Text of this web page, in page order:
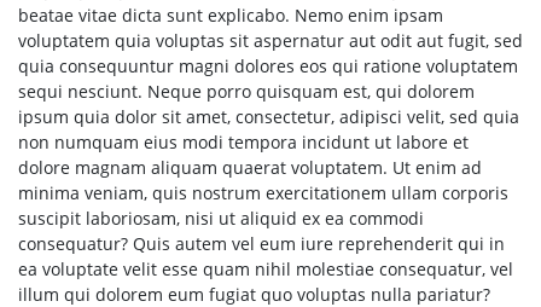
beatae vitae dicta sunt explicabo. Nemo enim ipsam
voluptatem quia voluptas sit aspernatur aut odit aut fugit, sed
quia consequuntur magni dolores eos qui ratione voluptatem
sequi nesciunt. Neque porro quisquam est, qui dolorem
ipsum quia dolor sit amet, consectetur, adipisci velit, sed quia
non numquam eius modi tempora incidunt ut labore et
dolore magnam aliquam quaerat voluptatem. Ut enim ad
minima veniam, quis nostrum exercitationem ullam corporis
suscipit laboriosam, nisi ut aliquid ex ea commodi
consequatur? Quis autem vel eum iure reprehenderit qui in
ea voluptate velit esse quam nihil molestiae consequatur, vel
illum qui dolorem eum fugiat quo voluptas nulla pariatur?